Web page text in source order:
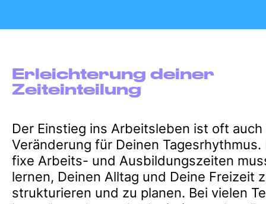
Erleichterung deiner
Zeiteinteilung
Der Einstieg ins Arbeitsleben ist oft auch
Veränderung für Deinen Tagesrhythmus.
fixe Arbeits- und Ausbildungszeiten
lernen, Deinen Alltag und Deine Freizeit
strukturieren und zu planen. Bei vielen